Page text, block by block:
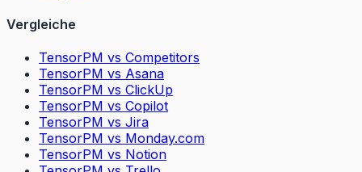
Vergleiche
TensorPM vs Competitors
TensorPM vs Asana
TensorPM vs ClickUp
TensorPM vs Copilot
TensorPM vs Jira
TensorPM vs Monday.com
TensorPM vs Notion